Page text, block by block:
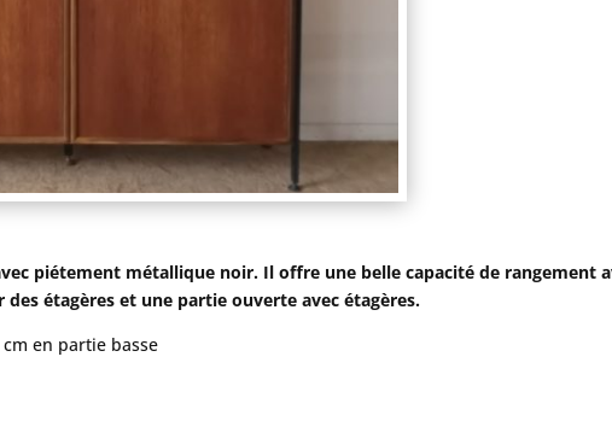
piétement métallique noir. Il offre une belle capacité de rangement
étagères et une partie ouverte avec étagères.
en partie basse